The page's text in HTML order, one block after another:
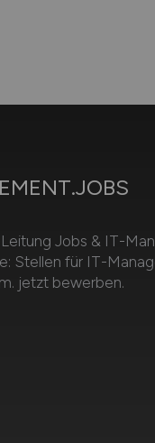
Jobs & IT-
Stellen für IT-
jetzt bewerben.